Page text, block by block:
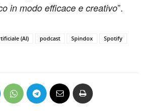
in modo efficace e creativo”.
(AI) podcast Spindox
Spotify